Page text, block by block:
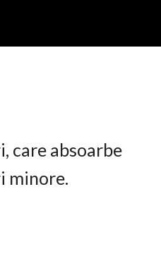
care absoarbe
minore.